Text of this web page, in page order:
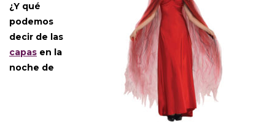
¿Y qué
podemos
decir de las
capas en la
noche de